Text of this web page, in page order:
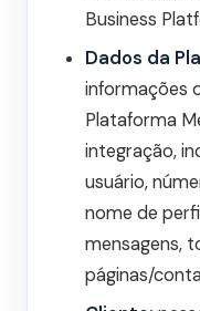
Business
Dados da
informações
Plataforma
integração,
usuário,
nome de
mensagens,
páginas/